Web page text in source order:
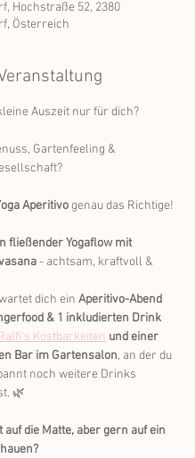
Hochstraße 52, 2380
Österreich
Auszeit nur für dich?
Gartenfeeling &
Aperitivo genau das Richtige!
fließender Yogaflow mit
- achtsam, kraftvoll &
dich ein Aperitivo-Abend
& 1 inkludierten Drink
Kostbarkeiten und einer
Bar im Gartensalon, an der du
noch weitere Drinks
🌿
die Matte, aber gern auf ein